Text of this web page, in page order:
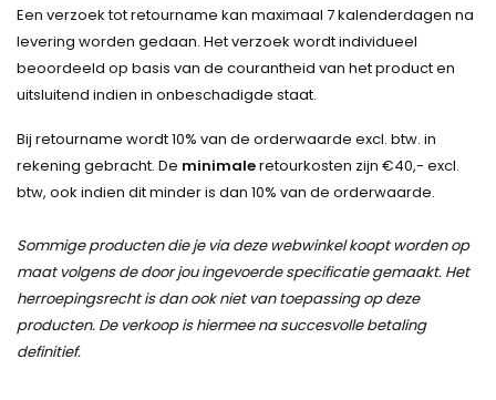
Een verzoek tot retourname kan maximaal 7 kalenderdagen na
levering worden gedaan. Het verzoek wordt individueel
beoordeeld op basis van de courantheid van het product en
uitsluitend indien in onbeschadigde staat.
Bij retourname wordt 10% van de orderwaarde excl. btw. in
rekening gebracht. De minimaleretourkosten zijn €40,- excl.
btw, ook indien dit minder is dan 10% van de orderwaarde.
Sommige producten die je via deze webwinkel koopt worden op
maat volgens de door jou ingevoerde specificatie gemaakt. Het
herroepingsrecht is dan ook niet van toepassing op deze
producten. De verkoop is hiermee na succesvolle betaling
definitief.